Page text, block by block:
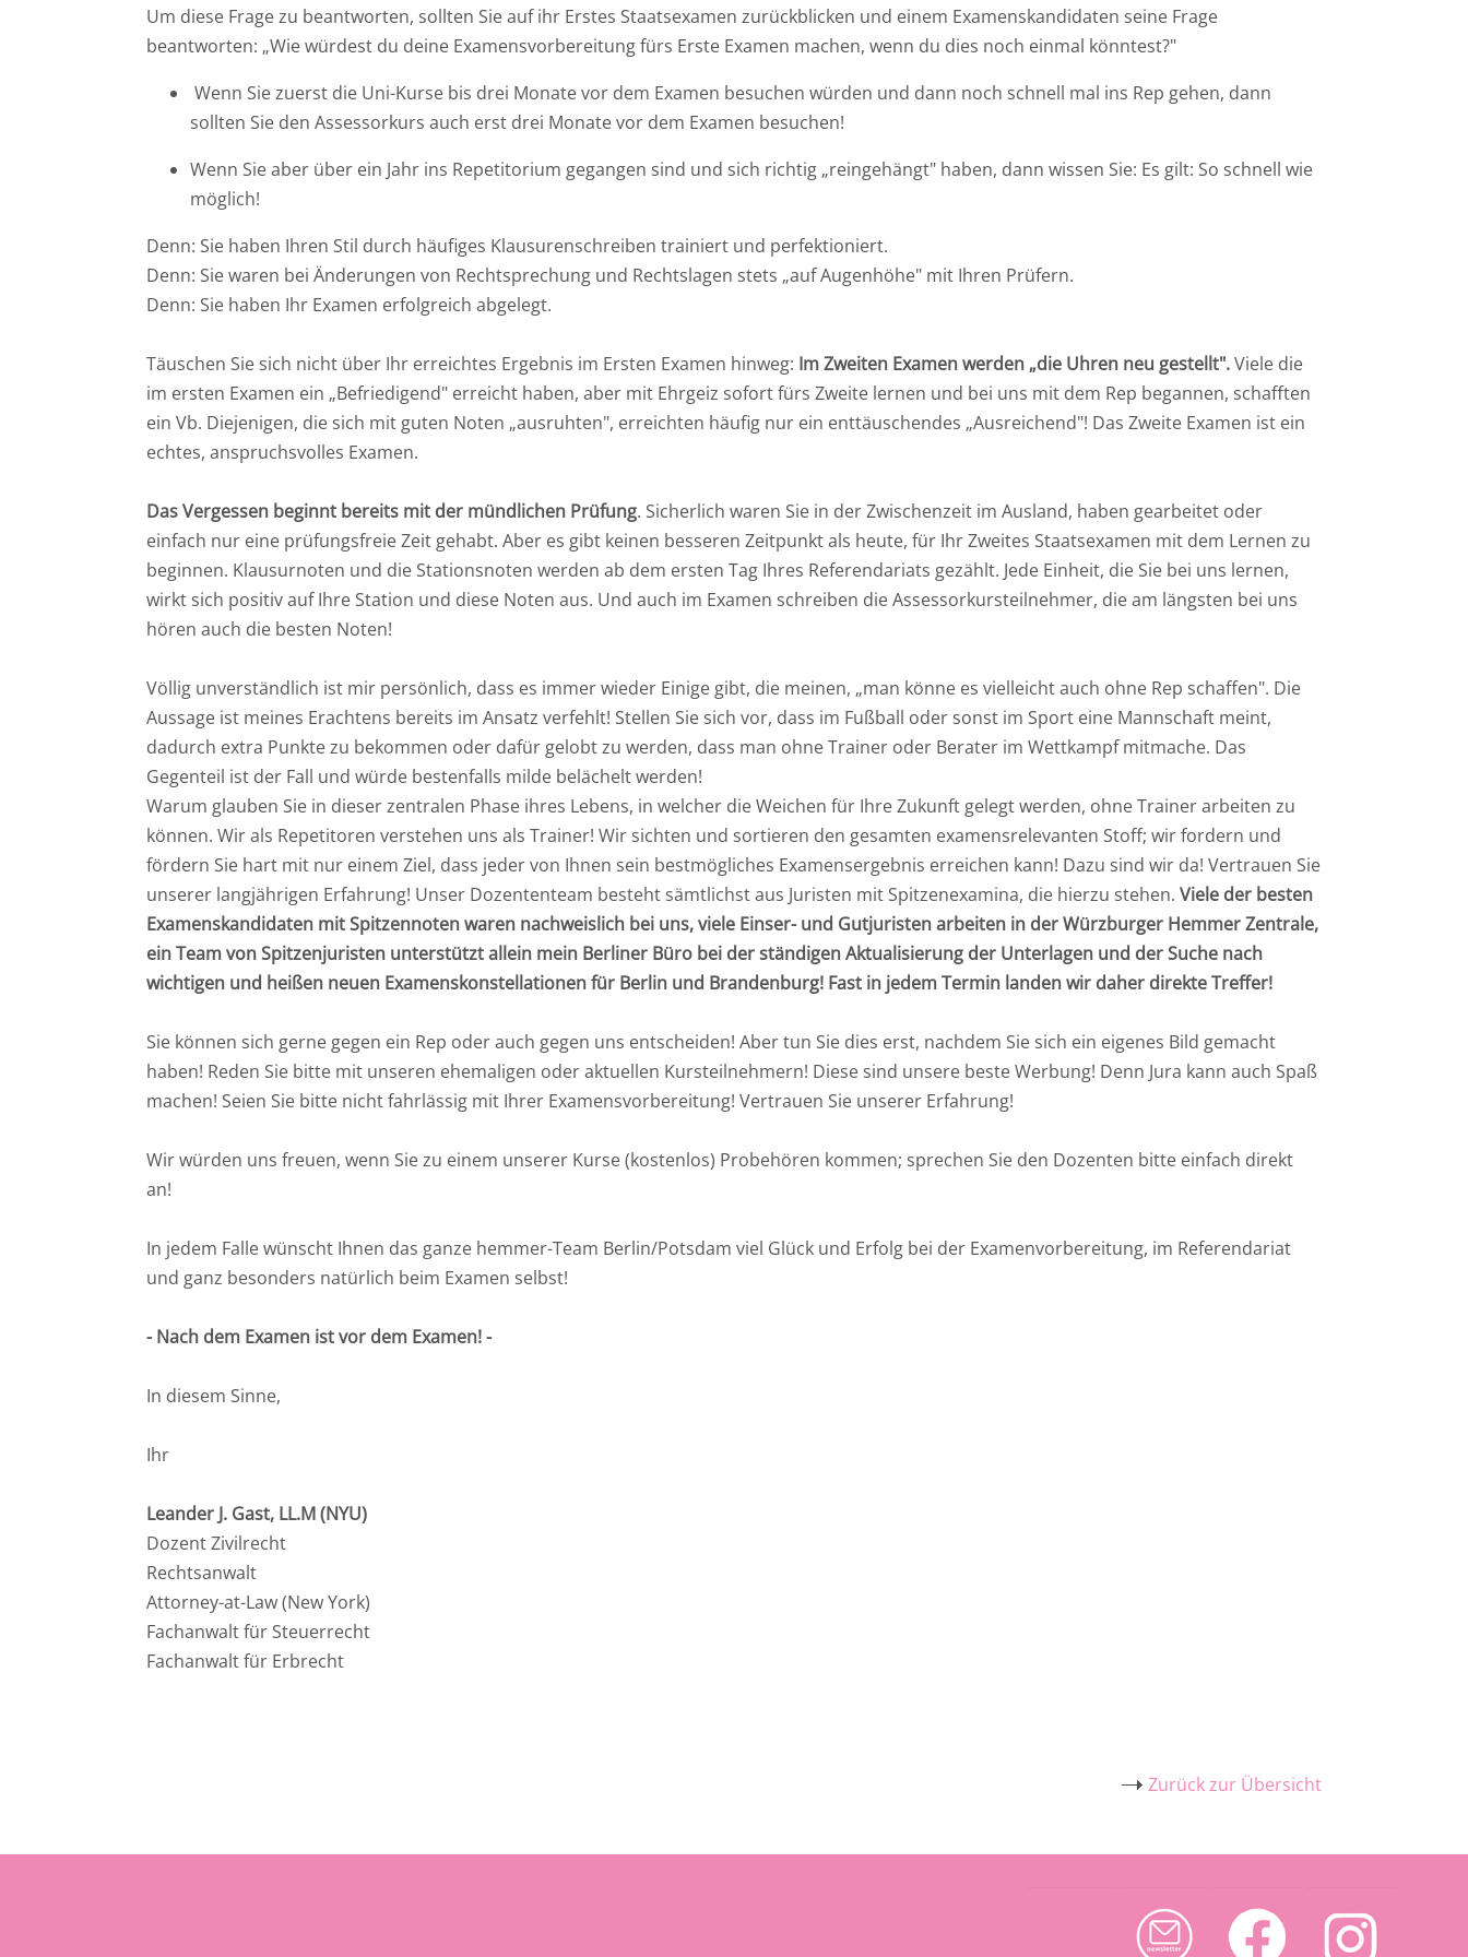
Um diese Frage zu beantworten, sollten Sie auf ihr Erstes Staatsexamen zurückblicken und einem Examenskandidaten seine Frage
beantworten: „Wie würdest du deine Examensvorbereitung fürs Erste Examen machen, wenn du dies noch einmal könntest?"
Wenn Sie zuerst die Uni-Kurse bis drei Monate vor dem Examen besuchen würden und dann noch schnell mal ins Rep gehen, dann
sollten Sie den Assessorkurs auch erst drei Monate vor dem Examen besuchen!
Wenn Sie aber über ein Jahr ins Repetitorium gegangen sind und sich richtig „reingehängt" haben, dann wissen Sie: Es gilt: So schnell wie
möglich!
Denn: Sie haben Ihren Stil durch häufiges Klausurenschreiben trainiert und perfektioniert.
Denn: Sie waren bei Änderungen von Rechtsprechung und Rechtslagen stets „auf Augenhöhe" mit Ihren Prüfern.
Denn: Sie haben Ihr Examen erfolgreich abgelegt.
Täuschen Sie sich nicht über Ihr erreichtes Ergebnis im Ersten Examen hinweg: Im Zweiten Examen werden „die Uhren neu gestellt".Viele die
im ersten Examen ein „Befriedigend" erreicht haben, aber mit Ehrgeiz sofort fürs Zweite lernen und bei uns mit dem Rep begannen, schafften
ein Vb. Diejenigen, die sich mit guten Noten „ausruhten", erreichten häufig nur ein enttäuschendes „Ausreichend"! Das Zweite Examen ist ein
echtes, anspruchsvolles Examen.
Das Vergessen beginnt bereits mit der mündlichen Prüfung. Sicherlich waren Sie in der Zwischenzeit im Ausland, haben gearbeitet oder
einfach nur eine prüfungsfreie Zeit gehabt. Aber es gibt keinen besseren Zeitpunkt als heute, für Ihr Zweites Staatsexamen mit dem Lernen zu
beginnen. Klausurnoten und die Stationsnoten werden ab dem ersten Tag Ihres Referendariats gezählt. Jede Einheit, die Sie bei uns lernen,
wirkt sich positiv auf Ihre Station und diese Noten aus. Und auch im Examen schreiben die Assessorkursteilnehmer, die am längsten bei uns
hören auch die besten Noten!
Völlig unverständlich ist mir persönlich, dass es immer wieder Einige gibt, die meinen, „man könne es vielleicht auch ohne Rep schaffen". Die
Aussage ist meines Erachtens bereits im Ansatz verfehlt! Stellen Sie sich vor, dass im Fußball oder sonst im Sport eine Mannschaft meint,
dadurch extra Punkte zu bekommen oder dafür gelobt zu werden, dass man ohne Trainer oder Berater im Wettkampf mitmache. Das
Gegenteil ist der Fall und würde bestenfalls milde belächelt werden!
Warum glauben Sie in dieser zentralen Phase ihres Lebens, in welcher die Weichen für Ihre Zukunft gelegt werden, ohne Trainer arbeiten zu
können. Wir als Repetitoren verstehen uns als Trainer! Wir sichten und sortieren den gesamten examensrelevanten Stoff; wir fordern und
fördern Sie hart mit nur einem Ziel, dass jeder von Ihnen sein bestmögliches Examensergebnis erreichen kann! Dazu sind wir da! Vertrauen Sie
unserer langjährigen Erfahrung! Unser Dozententeam besteht sämtlichst aus Juristen mit Spitzenexamina, die hierzu stehen.Viele der besten
Examenskandidaten mit Spitzennoten waren nachweislich bei uns, viele Einser- und Gutjuristen arbeiten in der Würzburger Hemmer Zentrale,
ein Team von Spitzenjuristen unterstützt allein mein Berliner Büro bei der ständigen Aktualisierung der Unterlagen und der Suche nach
wichtigen und heißen neuen Examenskonstellationen für Berlin und Brandenburg! Fast in jedem Termin landen wir daher direkte Treffer!
Sie können sich gerne gegen ein Rep oder auch gegen uns entscheiden! Aber tun Sie dies erst, nachdem Sie sich ein eigenes Bild gemacht
haben! Reden Sie bitte mit unseren ehemaligen oder aktuellen Kursteilnehmern! Diese sind unsere beste Werbung! Denn Jura kann auch Spaß
machen! Seien Sie bitte nicht fahrlässig mit Ihrer Examensvorbereitung! Vertrauen Sie unserer Erfahrung!
Wir würden uns freuen, wenn Sie zu einem unserer Kurse (kostenlos) Probehören kommen; sprechen Sie den Dozenten bitte einfach direkt
an!
In jedem Falle wünscht Ihnen das ganze hemmer-Team Berlin/Potsdam viel Glück und Erfolg bei der Examenvorbereitung, im Referendariat
und ganz besonders natürlich beim Examen selbst!
- Nach dem Examen ist vor dem Examen! -
In diesem Sinne,
Ihr
Leander J. Gast, LL.M (NYU)
Dozent Zivilrecht
Rechtsanwalt
Attorney-at-Law (New York)
Fachanwalt für Steuerrecht
Fachanwalt für Erbrecht
Zurück zur Übersicht